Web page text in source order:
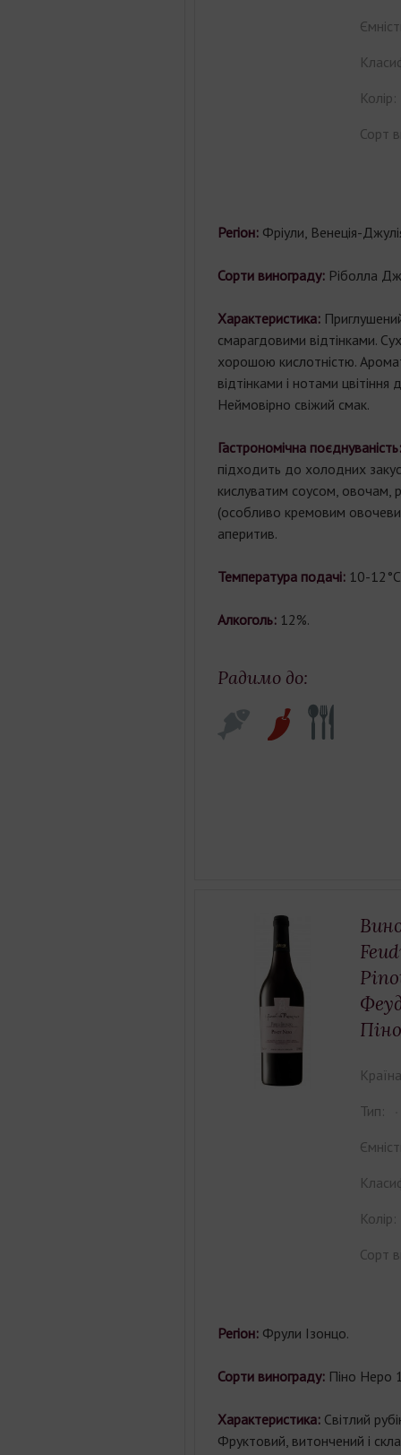
Колір:
Сорт
Регіон: Фріули, Венеція-
Сорти винограду: Ріболла
Характеристика:
смарагдовими відтінками.
хорошою кислотністю.
відтінками і нотами цвітіння
Неймовірно свіжий смак.
Гастрономічна
підходить до холодних
кислуватим соусом, овочам,
(особливо кремовим
аперитив.
Температура подачі: 10-
Алкоголь: 12%.
Радимо до:
Тип:
Колір:
Сорт
Регіон: Фрули Ізонцо.
Сорти винограду: Піно Неро
Характеристика: Світлий
Фруктовий, витончений і